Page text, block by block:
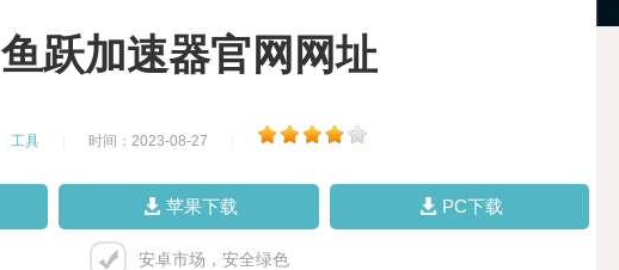
鱼跃加速器官网网址
工具 时间：2023-08-27
苹果下载 PC下载
安卓市场，安全绿色